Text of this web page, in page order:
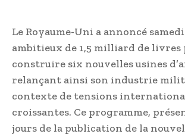
Le Royaume-Uni a annoncé
ambitieux de 1,5 milliard de livres
construire six nouvelles usines
relançant ainsi son industrie
contexte de tensions
croissantes. Ce programme,
jours de la publication de la